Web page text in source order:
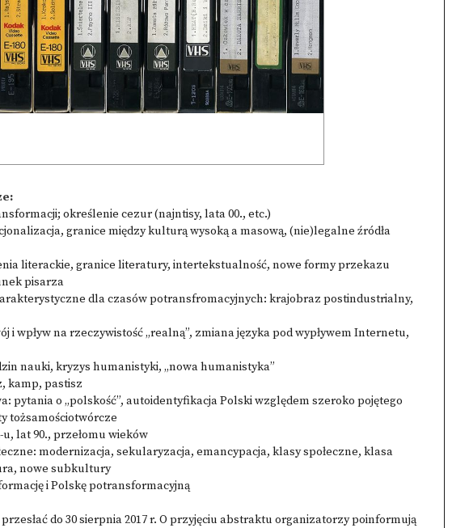
określenie cezur (najntisy, lata 00., etc.)
granice między kulturą wysoką a masową, (nie)legalne źródła
literackie, granice literatury, intertekstualność, nowe formy przekazu
pisarza
dla czasów potransfromacyjnych: krajobraz postindustrialny,
i wpływ na rzeczywistość „realną”, zmiana języka pod wypływem Internetu,
nauki, kryzys humanistyki, „nowa humanistyka”
kamp, pastisz
pytania o „polskość”, autoidentyfikacja Polski względem szeroko pojętego
tożsamościotwórcze
u, lat 90., przełomu wieków
modernizacja, sekularyzacja, emancypacja, klasy społeczne, klasa
nowe subkultury
i Polskę potransformacyjną
do 30 sierpnia 2017 r. O przyjęciu abstraktu organizatorzy poinformują